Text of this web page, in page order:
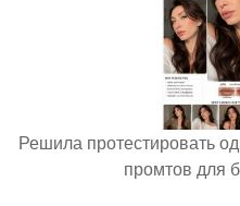
Решила протестировать
промтов для